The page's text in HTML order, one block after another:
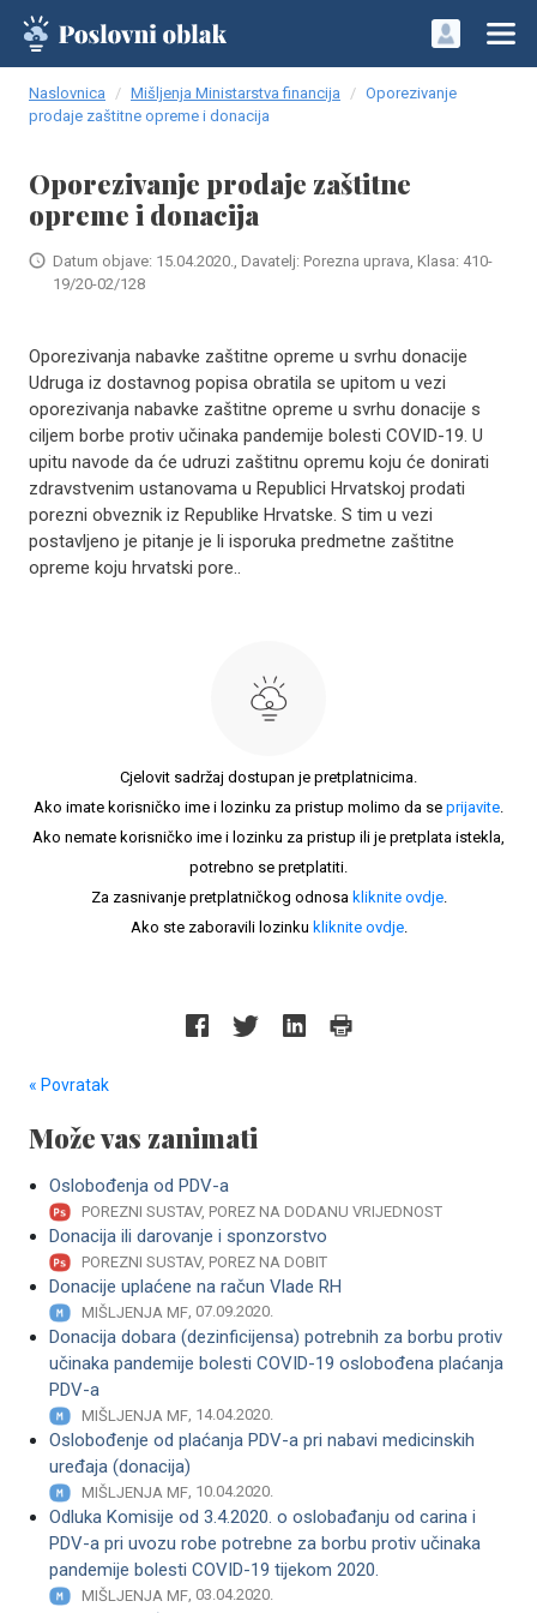
Naslovnica Mišljenja Ministarstva financija
Oporezivanje
prodaje zaštitne opreme i donacija
Oporezivanje prodaje zaštitne
opreme i donacija
Datum objave: 15.04.2020., Davatelj: Porezna uprava, Klasa: 410-
19/20-02/128
Oporezivanja nabavke zaštitne opreme u svrhu donacije
Udruga iz dostavnog popisa obratila se upitom u vezi
oporezivanja nabavke zaštitne opreme u svrhu donacije s
ciljem borbe protiv učinaka pandemije bolesti COVID-19. U
upitu navode da će udruzi zaštitnu opremu koju će donirati
zdravstvenim ustanovama u Republici Hrvatskoj prodati
porezni obveznik iz Republike Hrvatske. S tim u vezi
postavljeno je pitanje je li isporuka predmetne zaštitne
opreme koju hrvatski pore..
Cjelovit sadržaj dostupan je pretplatnicima.
Ako imate korisničko ime i lozinku za pristup molimo da se prijavite.
Ako nemate korisničko ime i lozinku za pristup ili je pretplata istekla,
potrebno se pretplatiti.
Za zasnivanje pretplatničkog odnosa kliknite ovdje.
Ako ste zaboravili lozinku kliknite ovdje.
« Povratak
Može vas zanimati
Oslobođenja od PDV-a
POREZNI SUSTAV, POREZ NA DODANU VRIJEDNOST
Donacija ili darovanje i sponzorstvo
POREZNI SUSTAV, POREZ NA DOBIT
Donacije uplaćene na račun Vlade RH
MIŠLJENJA MF, 07.09.2020.
Donacija dobara (dezinficijensa) potrebnih za borbu protiv
učinaka pandemije bolesti COVID-19 oslobođena plaćanja
PDV-a
MIŠLJENJA MF, 14.04.2020.
Oslobođenje od plaćanja PDV-a pri nabavi medicinskih
uređaja (donacija)
MIŠLJENJA MF, 10.04.2020.
Odluka Komisije od 3.4.2020. o oslobađanju od carina i
PDV-a pri uvozu robe potrebne za borbu protiv učinaka
pandemije bolesti COVID-19 tijekom 2020.
MIŠLJENJA MF, 03.04.2020.